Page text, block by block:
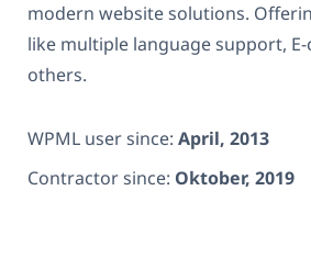
modern website solutions.
like multiple language support,
others.
WPML user since: April, 2013
Contractor since: Oktober, 2019